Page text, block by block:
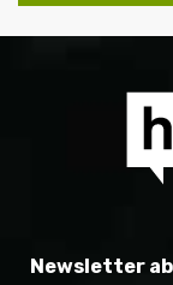
Newsletter